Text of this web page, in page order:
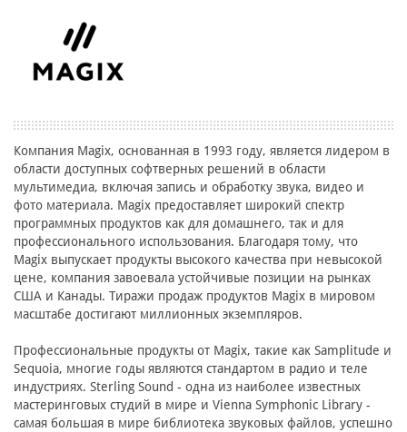
Компания Magix, основанная в 1993 году, является лидером в
области доступных софтверных решений в области
мультимедиа, включая запись и обработку звука, видео и
фото материала. Magix предоставляет широкий спектр
программных продуктов как для домашнего, так и для
профессионального использования. Благодаря тому, что
Magix выпускает продукты высокого качества при невысокой
цене, компания завоевала устойчивые позиции на рынках
США и Канады. Тиражи продаж продуктов Magix в мировом
масштабе достигают миллионных экземпляров.
Профессиональные продукты от Magix, такие как Samplitude и
Sequoia, многие годы являются стандартом в радио и теле
индустриях. Sterling Sound - одна из наиболее известных
мастеринговых студий в мире и Vienna Symphonic Library -
самая большая в мире библиотека звуковых файлов, успешно